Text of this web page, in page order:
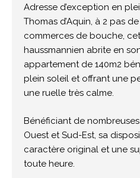
Adresse d’exception en
Thomas d’Aquin, à 2 pas
commerces de bouche,
haussmannien abrite en
appartement de 140m2
plein soleil et offrant une
une ruelle très calme.
Bénéficiant de
Ouest et Sud-Est, sa
caractère original et une
toute heure.